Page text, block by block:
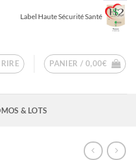
Label Haute Sécurité Santé
PANIER / 0,00€
& LOTS